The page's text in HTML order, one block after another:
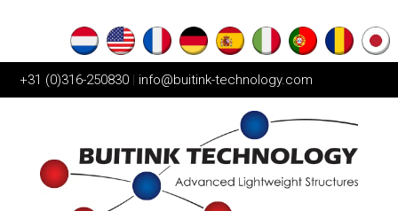
+31 (0)316-250830 | info@buitink-technology.com